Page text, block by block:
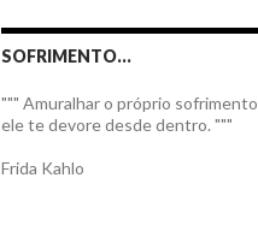
SOFRIMENTO…
""" Amuralhar o próprio
ele te devore desde dentro. """
Frida Kahlo